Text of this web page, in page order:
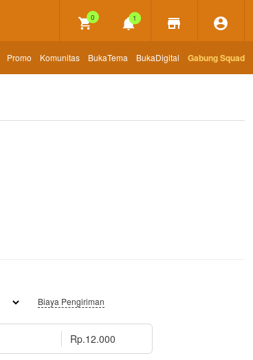
0 1
Promo Komunitas BukaTema BukaDigital Gabung Squad
Biaya Pengiriman
Rp.12.000